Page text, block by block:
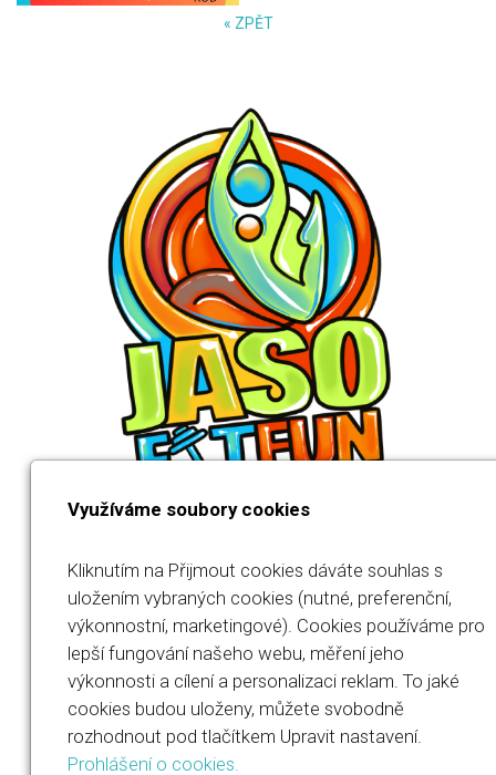
« ZPĚT
Jana Součková
IČO: 23567694
Využíváme soubory cookies
Kliknutím na Přijmout cookies dáváte souhlas s
uložením vybraných cookies (nutné, preferenční,
výkonnostní, marketingové). Cookies používáme pro
lepší fungování našeho webu, měření jeho
výkonnosti a cílení a personalizaci reklam. To jaké
cookies budou uloženy, můžete svobodně
rozhodnout pod tlačítkem Upravit nastavení.
Prohlášení o cookies.